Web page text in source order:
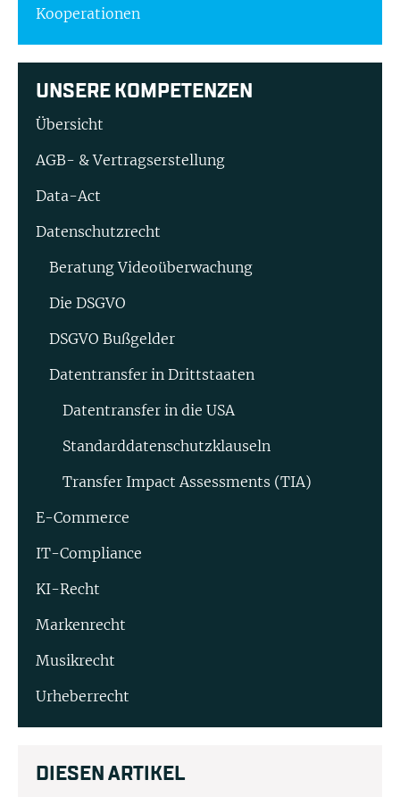
Kooperationen
UNSERE KOMPETENZEN
Übersicht
AGB- & Vertragserstellung
Data-Act
Datenschutzrecht
Beratung Video­überwachung
Die DSGVO
DSGVO Bußgelder
Datentransfer in Drittstaaten
Datentransfer in die USA
Standard­datenschutz­klauseln
Transfer Impact Assessments (TIA)
E-Commerce
IT-Compliance
KI-Recht
Markenrecht
Musikrecht
Urheberrecht
DIESEN ARTIKEL